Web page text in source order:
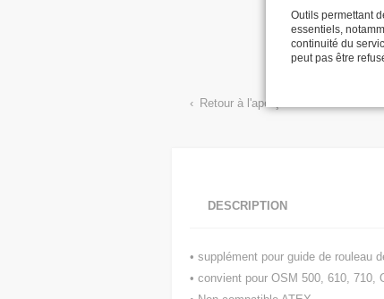
Retour à l'aperçu
DESCRIPTION
• supplément pour guide de rouleau
• convient pour OSM 500, 610, 710,
Outils permettant
essentiels,
continuité du
peut pas être